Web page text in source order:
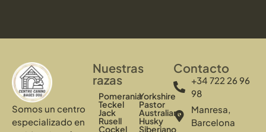
Somos un centro
especializado en
Nuestras
razas
Pomerania
Teckel
Jack
Rusell
Cockel
Yorkshire
Pastor
Australiano
Husky
Siberiano
Contacto
+34 722 26 96
98
Manresa,
Barcelona